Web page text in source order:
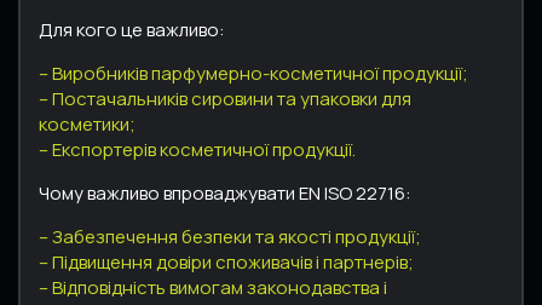
Для кого це важливо:
– Виробників парфумерно-косметичної продукції;
– Постачальників сировини та упаковки для
косметики;
– Експортерів косметичної продукції.
Чому важливо впроваджувати EN ISO 22716:
– Забезпечення безпеки та якості продукції;
– Підвищення довіри споживачів і партнерів;
– Відповідність вимогам законодавства і